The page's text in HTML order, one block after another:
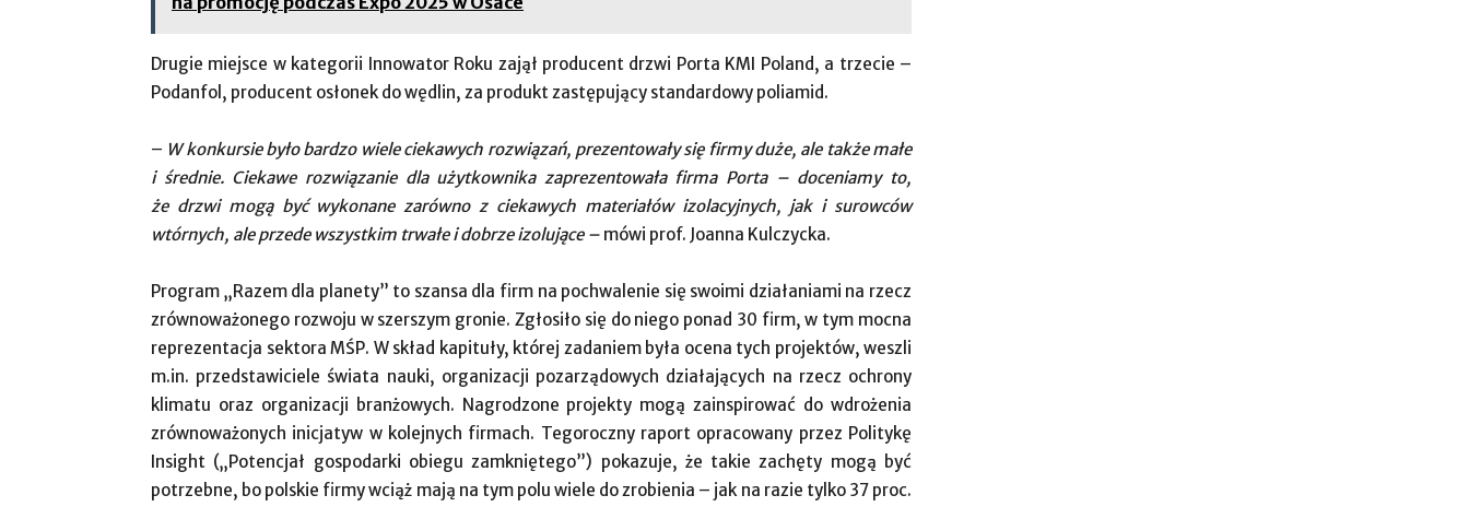
Drugie miejsce w kategorii Innowator Roku zajął producent drzwi Porta KMI Poland, a trzecie –
Podanfol, producent osłonek do wędlin, za produkt zastępujący standardowy poliamid.
– W konkursie było bardzo wiele ciekawych rozwiązań, prezentowały się firmy duże, ale także małe
i średnie. Ciekawe rozwiązanie dla użytkownika zaprezentowała firma Porta – doceniamy to,
że drzwi mogą być wykonane zarówno z ciekawych materiałów izolacyjnych, jak i surowców
wtórnych, ale przede wszystkim trwałe i dobrze izolujące – mówi prof. Joanna Kulczycka.
Program „Razem dla planety” to szansa dla firm na pochwalenie się swoimi działaniami na rzecz
zrównoważonego rozwoju w szerszym gronie. Zgłosiło się do niego ponad 30 firm, w tym mocna
reprezentacja sektora MŚP. W skład kapituły, której zadaniem była ocena tych projektów, weszli
m.in. przedstawiciele świata nauki, organizacji pozarządowych działających na rzecz ochrony
klimatu oraz organizacji branżowych. Nagrodzone projekty mogą zainspirować do wdrożenia
zrównoważonych inicjatyw w kolejnych firmach. Tegoroczny raport opracowany przez Politykę
Insight („Potencjał gospodarki obiegu zamkniętego”) pokazuje, że takie zachęty mogą być
potrzebne, bo polskie firmy wciąż mają na tym polu wiele do zrobienia – jak na razie tylko 37 proc.